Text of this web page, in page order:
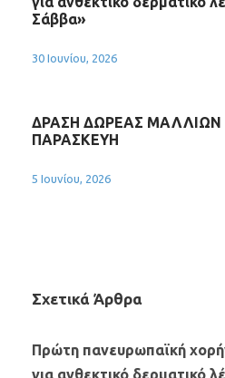
Σάββα»
30 Ιουνίου, 2026
ΔΡΑΣΗ ΔΩΡΕΑΣ ΜΑΛΛΙΩΝ
ΠΑΡΑΣΚΕΥΗ
5 Ιουνίου, 2026
Σχετικά Άρθρα
Πρώτη πανευρωπαϊκή